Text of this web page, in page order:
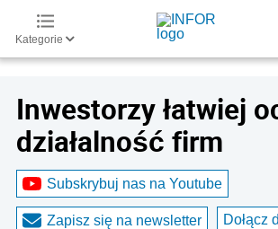
Kategorie
Inwestorzy łatwiej
działalność firm
Subskrybuj nas na Youtube
Zapisz się na newsletter Dołącz